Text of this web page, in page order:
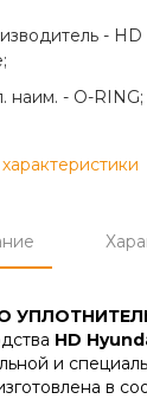
- HD
наим. - O-RING;
HD
и
в